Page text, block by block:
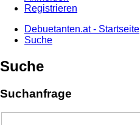
Registrieren
Debuetanten.at - Startseite
Suche
Suche
Suchanfrage